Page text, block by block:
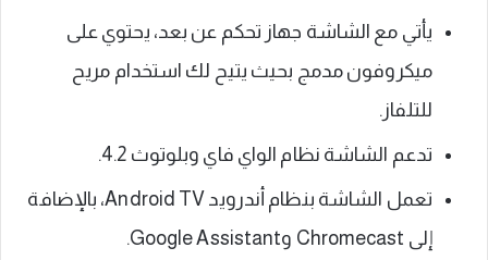
يأتي مع الشاشة جهاز تحكم عن بعد، يحتوي على
ميكروفون مدمج بحيث يتيح لك استخدام مريح
للتلفاز.
تدعم الشاشة نظام الواي فاي وبلوتوث 4.2.
تعمل الشاشة بنظام أندرويد Android TV، بالإضافة
إلى Chromecast وGoogle Assistant.